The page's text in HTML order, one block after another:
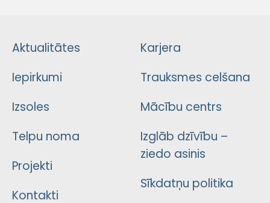
Aktualitātes
Iepirkumi
Izsoles
Telpu noma
Projekti
Kontakti
Karjera
Trauksmes celšana
Mācību centrs
Izglāb dzīvību –
ziedo asinis
Sīkdatņu politika